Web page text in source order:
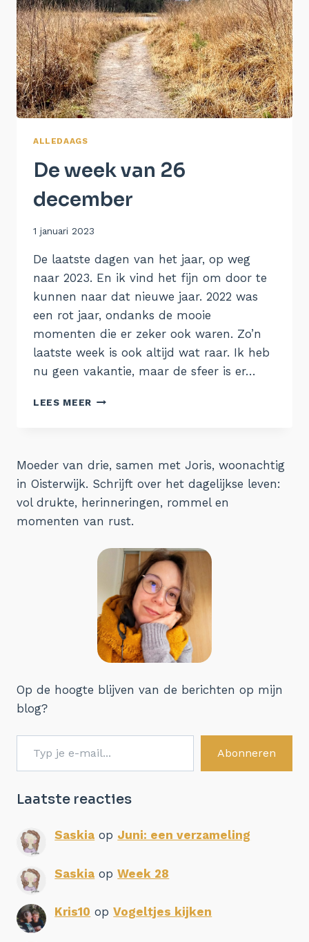
ALLEDAAGS
De week van 26
december
Door
1 januari 2023
De laatste dagen van het jaar, op weg
naar 2023. En ik vind het fijn om door te
kunnen naar dat nieuwe jaar. 2022 was
een rot jaar, ondanks de mooie
momenten die er zeker ook waren. Zo’n
laatste week is ook altijd wat raar. Ik heb
nu geen vakantie, maar de sfeer is er…
LEES MEER DE
Moeder van drie, samen met Joris, woonachtig
in Oisterwijk. Schrijft over het dagelijkse leven:
vol drukte, herinneringen, rommel en
momenten van rust.
Op de hoogte blijven van de berichten op mijn
blog?
Typ je e-mail...
Abonneren
Laatste reacties
Saskia op Juni: een verzameling
Saskia opWeek 28
Kris10 opVogeltjes kijken